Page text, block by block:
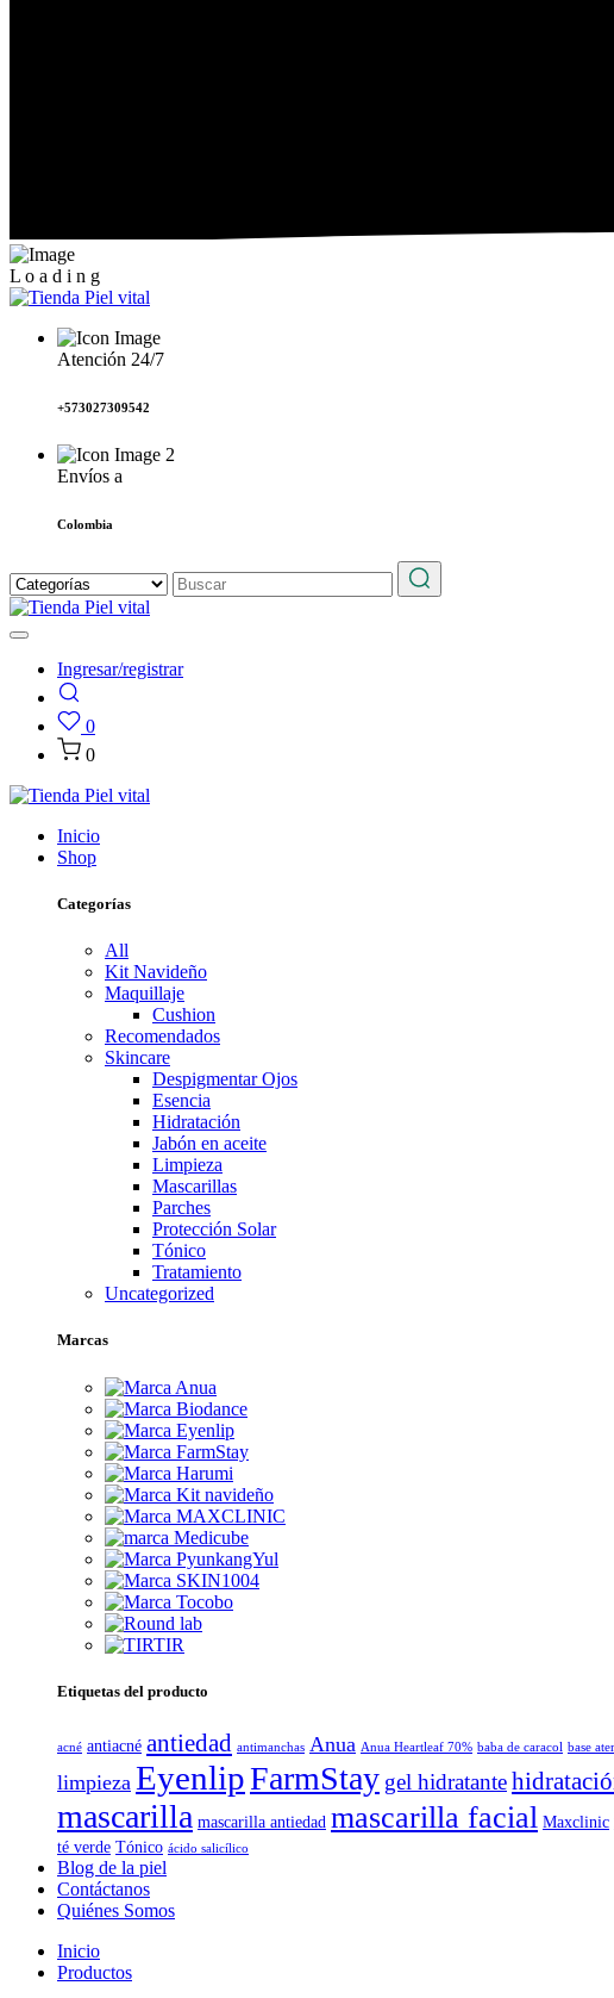
L o a d i n g
Atención 24/7
+573027309542
Envíos a
Colombia
Ingresar/registrar
0
0
Inicio
Shop
Categorías
All
Kit Navideño
Maquillaje
Cushion
Recomendados
Skincare
Despigmentar Ojos
Esencia
Hidratación
Jabón en aceite
Limpieza
Mascarillas
Parches
Protección Solar
Tónico
Tratamiento
Uncategorized
Marcas
Etiquetas del producto
acné antiacné antiedad antimanchas Anua Anua Heartleaf 70% baba de caracol base
limpieza EyenlipFarmStay gel hidratante
mascarilla mascarilla antiedad mascarilla facial Maxclinic
té verde Tónico ácido salicílico
Blog de la piel
Contáctanos
Quiénes Somos
Inicio
Productos